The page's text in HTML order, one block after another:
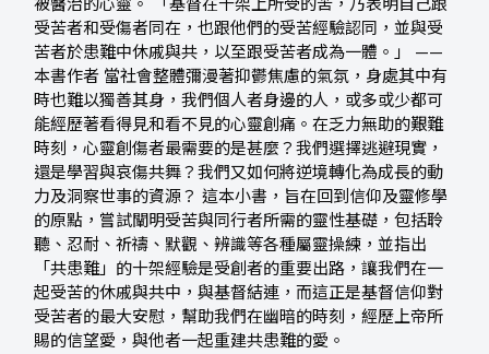
被醫治的心靈。 「基督在十架上所受的苦，乃表明自己跟
受苦者和受傷者同在，也跟他們的受苦經驗認同，並與受
苦者於患難中休戚與共，以至跟受苦者成為一體。」 ——
本書作者 當社會整體彌漫著抑鬱焦慮的氣氛，身處其中有
時也難以獨善其身，我們個人者身邊的人，或多或少都可
能經歷著看得見和看不見的心靈創痛。在乏力無助的艱難
時刻，心靈創傷者最需要的是甚麼？我們選擇逃避現實，
還是學習與哀傷共舞？我們又如何將逆境轉化為成長的動
力及洞察世事的資源？ 這本小書，旨在回到信仰及靈修學
的原點，嘗試闡明受苦與同行者所需的靈性基礎，包括聆
聽、忍耐、祈禱、默觀、辨識等各種屬靈操練，並指出
「共患難」的十架經驗是受創者的重要出路，讓我們在一
起受苦的休戚與共中，與基督結連，而這正是基督信仰對
受苦者的最大安慰，幫助我們在幽暗的時刻，經歷上帝所
賜的信望愛，與他者一起重建共患難的愛。